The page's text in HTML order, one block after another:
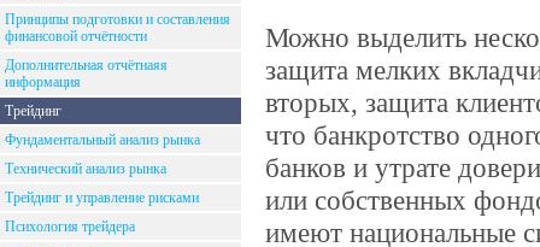
Принципы подготовки и составления
финансовой отчётности
Дополнительная отчётнаяя
информация
Трейдинг
Фундаментальный анализ рынка
Технический анализ рынка
Трейдинг и управление рисками
Психология трейдера
Можно выделить
защита мелких
вторых, защита
что банкротство
банков и утрате
или собственных
имеют национальные